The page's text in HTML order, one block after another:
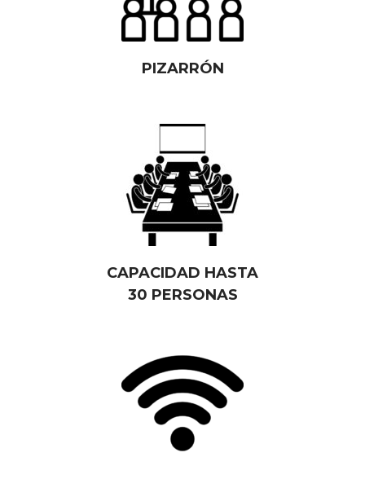
PIZARRÓN
CAPACIDAD HASTA
30 PERSONAS